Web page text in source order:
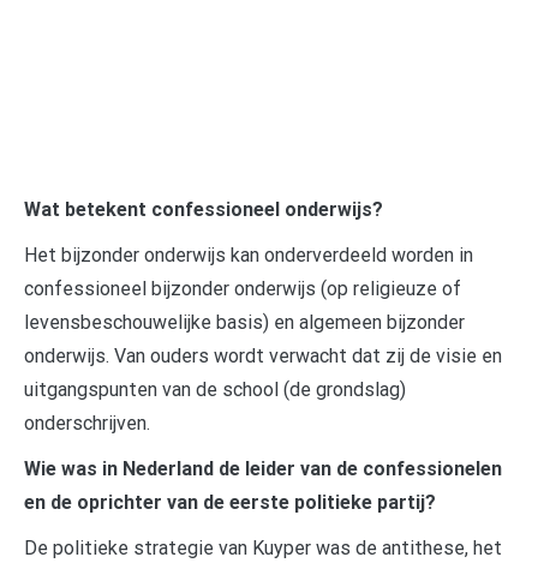
Wat betekent confessioneel onderwijs?
Het bijzonder onderwijs kan onderverdeeld worden in
confessioneel bijzonder onderwijs (op religieuze of
levensbeschouwelijke basis) en algemeen bijzonder
onderwijs. Van ouders wordt verwacht dat zij de visie en
uitgangspunten van de school (de grondslag)
onderschrijven.
Wie was in Nederland de leider van de confessionelen
en de oprichter van de eerste politieke partij?
De politieke strategie van Kuyper was de antithese, het